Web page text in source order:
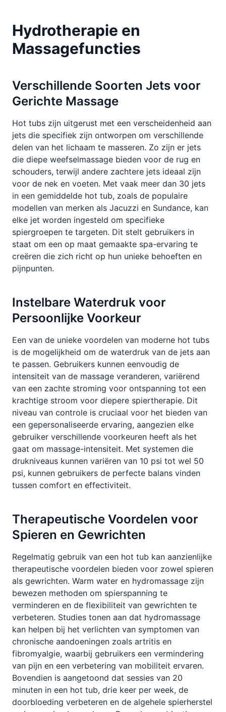
Hydrotherapie en
Massagefuncties
Verschillende Soorten Jets voor
Gerichte Massage
Hot tubs zijn uitgerust met een verscheidenheid aan
jets die specifiek zijn ontworpen om verschillende
delen van het lichaam te masseren. Zo zijn er jets
die diepe weefselmassage bieden voor de rug en
schouders, terwijl andere zachtere jets ideaal zijn
voor de nek en voeten. Met vaak meer dan 30 jets
in een gemiddelde hot tub, zoals de populaire
modellen van merken als Jacuzzi en Sundance, kan
elke jet worden ingesteld om specifieke
spiergroepen te targeten. Dit stelt gebruikers in
staat om een op maat gemaakte spa-ervaring te
creëren die zich richt op hun unieke behoeften en
pijnpunten.
Instelbare Waterdruk voor
Persoonlijke Voorkeur
Een van de unieke voordelen van moderne hot tubs
is de mogelijkheid om de waterdruk van de jets aan
te passen. Gebruikers kunnen eenvoudig de
intensiteit van de massage veranderen, variërend
van een zachte stroming voor ontspanning tot een
krachtige stroom voor diepere spiertherapie. Dit
niveau van controle is cruciaal voor het bieden van
een gepersonaliseerde ervaring, aangezien elke
gebruiker verschillende voorkeuren heeft als het
gaat om massage-intensiteit. Met systemen die
drukniveaus kunnen variëren van 10 psi tot wel 50
psi, kunnen gebruikers de perfecte balans vinden
tussen comfort en effectiviteit.
Therapeutische Voordelen voor
Spieren en Gewrichten
Regelmatig gebruik van een hot tub kan aanzienlijke
therapeutische voordelen bieden voor zowel spieren
als gewrichten. Warm water en hydromassage zijn
bewezen methoden om spierspanning te
verminderen en de flexibiliteit van gewrichten te
verbeteren. Studies tonen aan dat hydromassage
kan helpen bij het verlichten van symptomen van
chronische aandoeningen zoals artritis en
fibromyalgie, waarbij gebruikers een vermindering
van pijn en een verbetering van mobiliteit ervaren.
Bovendien is aangetoond dat sessies van 20
minuten in een hot tub, drie keer per week, de
doorbloeding verbeteren en de algehele spierherstel